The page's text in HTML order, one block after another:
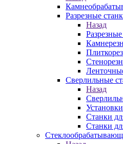
Разрезные
Назад
Сверлильные
Назад
Станки
Станки